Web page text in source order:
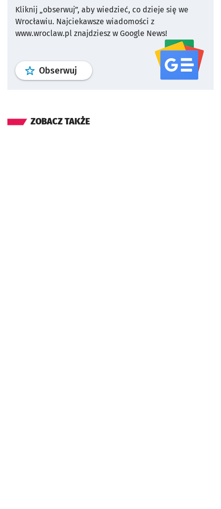
Kliknij „obserwuj”, aby wiedzieć, co dzieje się we
Wrocławiu. Najciekawsze wiadomości z
www.wroclaw.pl znajdziesz w Google News!
Obserwuj profil serwisu
ZOBACZ TAKŻE